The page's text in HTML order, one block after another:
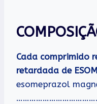
Cada comprimido
retardada de
esomeprazol